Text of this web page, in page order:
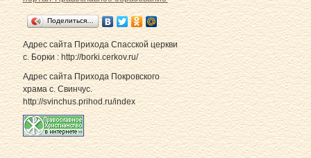
Поделиться…
Адрес сайта Прихода Спасской церкви
с. Борки : http://borki.cerkov.ru/
Адрес сайта Прихода Покровского
храма с. Свинчус.
http://svinchus.prihod.ru/index